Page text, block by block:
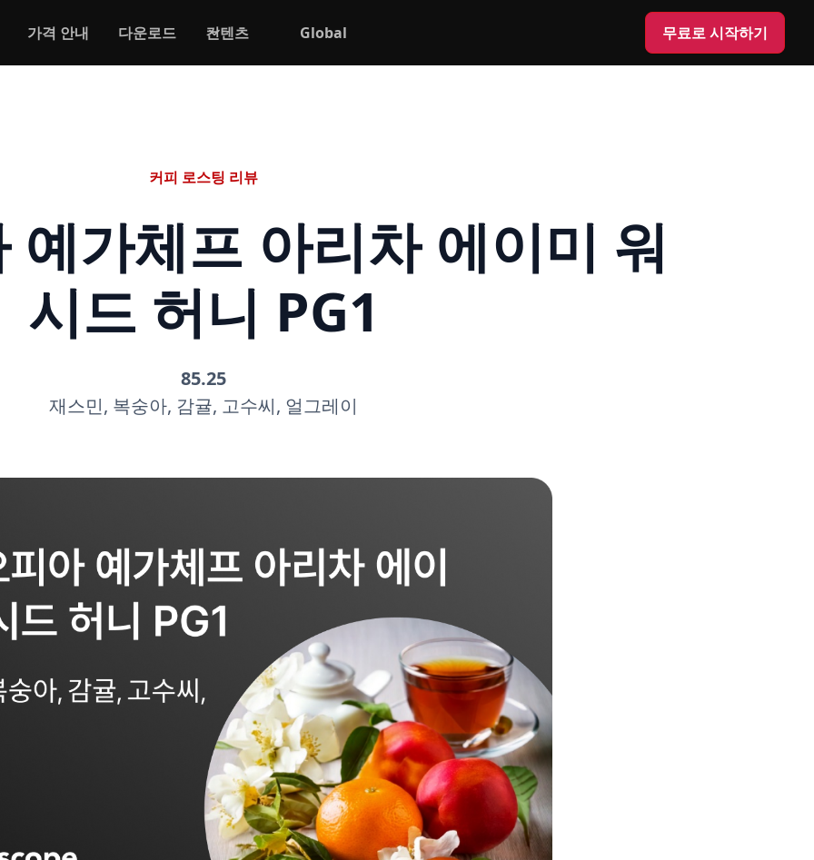
가격 안내 다운로드 컨텐츠 Global 무료로 시작하기
커피 로스팅 리뷰
예가체프 아리차 에이미 워
시드 허니 PG1
85.25
재스민, 복숭아, 감귤, 고수씨, 얼그레이